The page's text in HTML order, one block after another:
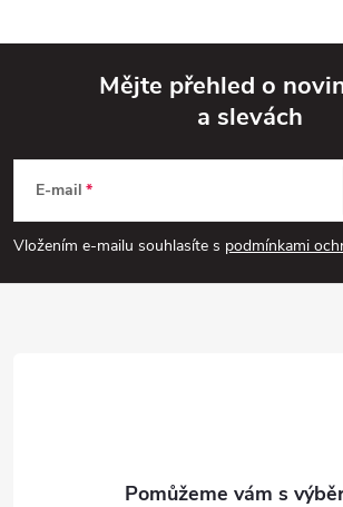
p
a
Mějte přehled o
a slevách
E-mail
Vložením e-mailu souhlasíte s podmínkami